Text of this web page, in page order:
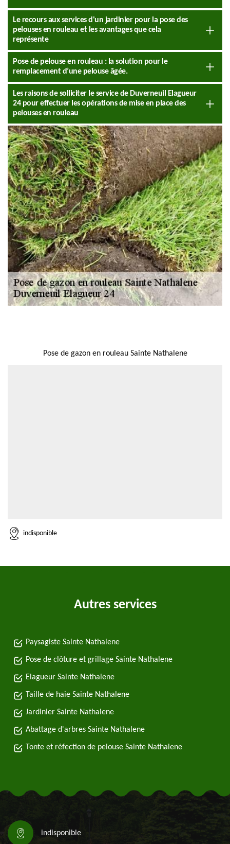
Le recours aux services d'un jardinier pour la pose des
pelouses en rouleau et les avantages que cela
représente
Pose de pelouse en rouleau : la solution pour le
remplacement d’une pelouse âgée.
Les raisons de solliciter le service de Duverneuil Elagueur
24 pour effectuer les opérations de mise en place des
pelouses en rouleau
Pose de gazon en rouleau Sainte Nathalene
indisponible
Autres services
Paysagiste Sainte Nathalene
Pose de clôture et grillage Sainte Nathalene
Elagueur Sainte Nathalene
Taille de haie Sainte Nathalene
Jardinier Sainte Nathalene
Abattage d'arbres Sainte Nathalene
Tonte et réfection de pelouse Sainte Nathalene
indisponible